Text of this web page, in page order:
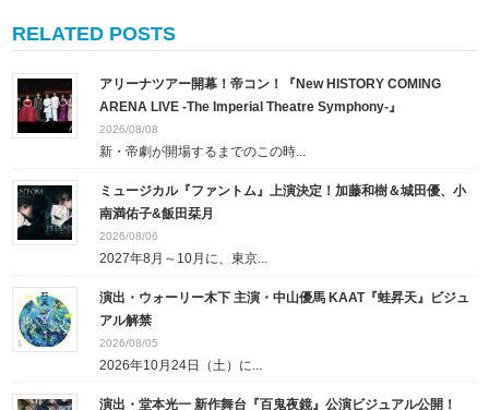
RELATED POSTS
アリーナツアー開幕！帝コン！『New HISTORY COMING
ARENA LIVE -The Imperial Theatre Symphony-』
2026/08/08
新・帝劇が開場するまでのこの時...
ミュージカル『ファントム』上演決定！加藤和樹＆城田優、小
南満佑子&飯田栞月
2026/08/06
2027年8月～10月に、東京...
演出・ウォーリー木下 主演・中山優馬 KAAT『蛙昇天』ビジュ
アル解禁
2026/08/05
2026年10月24日（土）に...
演出・堂本光一 新作舞台『百鬼夜鏡』公演ビジュアル公開！